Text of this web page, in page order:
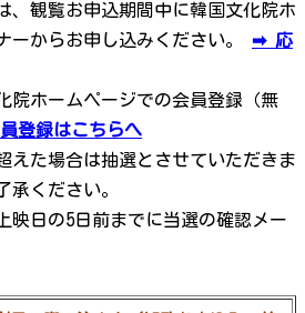
、観覧お申込期間中に韓国文化院ホ
ーからお申し込みください。 ➡ 応
院ホームページでの会員登録（無
登録はこちらへ
えた場合は抽選とさせていただきま
承ください。
映日の5日前までに当選の確認メー